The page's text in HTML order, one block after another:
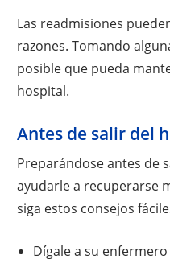
Las readmisiones
razones. Tomando
posible que pueda
hospital.
Antes de salir del
Preparándose antes de
ayudarle a recuperarse
siga estos consejos
Dígale a su